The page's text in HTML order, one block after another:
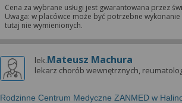
Cena za wybrane usługi jest gwarantowana przez
Uwaga: w placówce może być potrzebne
tutaj nie wymienionych.
lek.Mateusz Machura
lekarz chorób wewnętrznych,
Rodzinne Centrum Medyczne ZANMED w